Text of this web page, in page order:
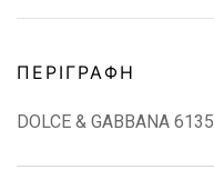
ΠΕΡΙΓΡΑΦΉ
DOLCE & GABBANA 6135